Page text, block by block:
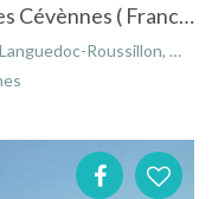
Gîtes dans ferme bio aux pieds des Cévènnes ( France sud )
Occitanie, France